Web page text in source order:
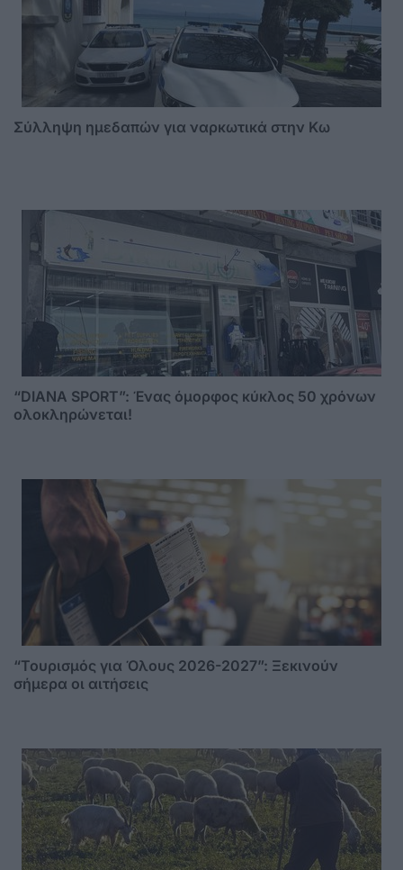
Σύλληψη ημεδαπών για ναρκωτικά στην Κω
“DIANA SPORT”: Ένας όμορφος κύκλος 50 χρόνων
ολοκληρώνεται!
“Τουρισμός για Όλους 2026-2027”: Ξεκινούν
σήμερα οι αιτήσεις